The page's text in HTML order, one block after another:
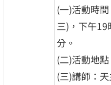
(一)活動時
三)，下午
分。
(二)活動地
(三)講師：